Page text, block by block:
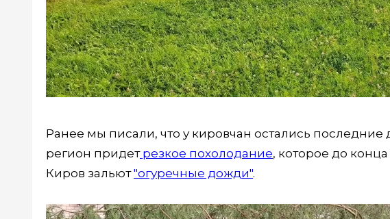
Ранее мы писали, что у кировчан остались
регион придетрезкое похолодание, которое до
Киров зальют"огуречные дожди".